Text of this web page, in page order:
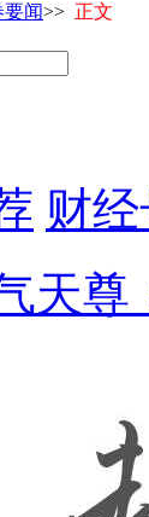
闻>> 正文
财
天尊